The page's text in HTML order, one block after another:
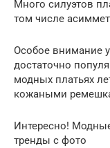
Много силуэтов
том числе
Особое внимание
достаточно
модных платьях
кожаными
Интересно!
тренды с фото